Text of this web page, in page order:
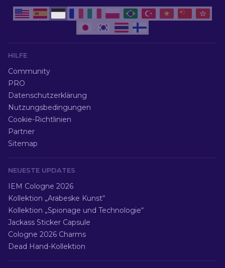
HILFE
Community
PRO
Datenschutzerklärung
Nutzungsbedingungen
Cookie-Richtlinien
Partner
Sitemap
NEUESTE UPDATES
IEM Cologne 2026
Kollektion „Arabeske Kunst“
Kollektion „Spionage und Technologie“
Jackass Sticker Capsule
Cologne 2026 Charms
Dead Hand-Kollektion